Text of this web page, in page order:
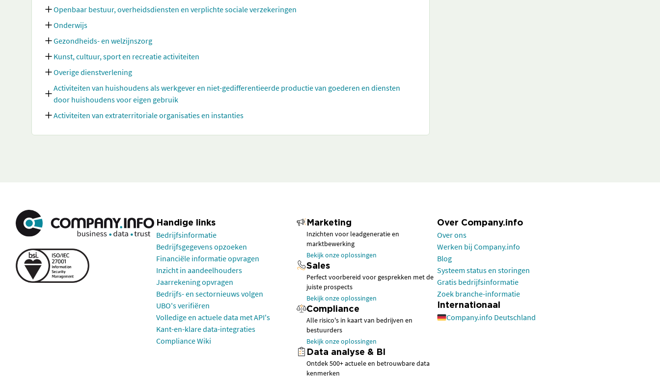
Openbaar bestuur, overheidsdiensten en verplichte sociale verzekeringen
Onderwijs
Gezondheids- en welzijnszorg
Kunst, cultuur, sport en recreatie activiteiten
Overige dienstverlening
Activiteiten van huishoudens als werkgever en niet-gedifferentieerde productie van goederen en diensten
door huishoudens voor eigen gebruik
Activiteiten van extraterritoriale organisaties en instanties
Handige links
Bedrijfsinformatie
Bedrijfsgegevens opzoeken
Financiële informatie opvragen
Inzicht in aandeelhouders
Jaarrekening opvragen
Bedrijfs- en sectornieuws volgen
UBO's verifiëren
Volledige en actuele data met API's
Kant-en-klare data-integraties
Compliance Wiki
Marketing
Inzichten voor leadgeneratie en
marktbewerking
Bekijk onze oplossingen
Sales
Perfect voorbereid voor gesprekken met de
juiste prospects
Bekijk onze oplossingen
Compliance
Alle risico's in kaart van bedrijven en
bestuurders
Bekijk onze oplossingen
Data analyse & BI
Ontdek 500+ actuele en betrouwbare data
kenmerken
Over Company.info
Over ons
Werken bij Company.info
Blog
Systeem status en storingen
Gratis bedrijfsinformatie
Zoek branche-informatie
Internationaal
Company.info Deutschland